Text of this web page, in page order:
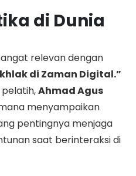
di Dunia
relevan dengan
di Zaman Digital.”
Ahmad Agus
menyampaikan
pentingnya menjaga
saat berinteraksi di